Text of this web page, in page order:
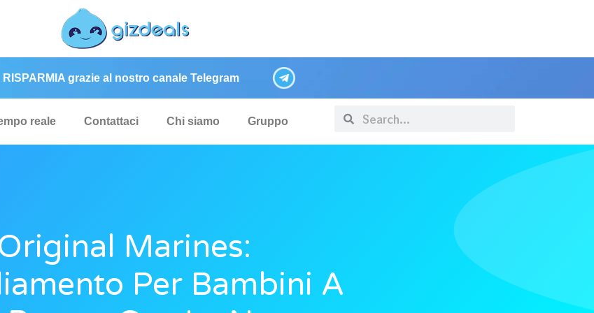
RISPARMIA grazie al nostro canale Telegram
reale Contattaci Chi siamo Gruppo
Marines:
Per Bambini A